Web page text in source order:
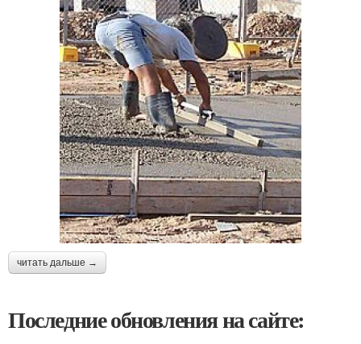
читать дальше →
Последние обновления на сайте: